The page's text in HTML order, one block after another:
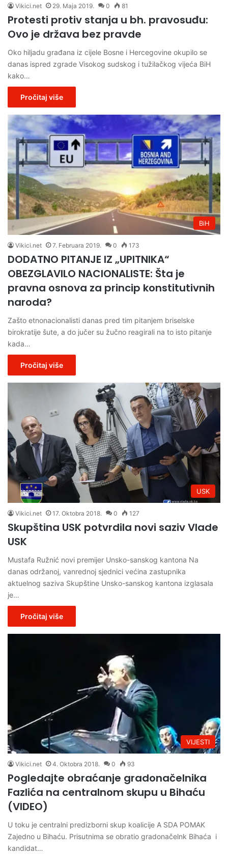
Vikici.net 29. Maja 2019. 0 81
Protesti protiv stanja u bh. pravosuđu:
Ovo je država bez pravde
Oko hiljadu građana iz cijele Bosne i Hercegovine okupilo se
danas ispred zgrade Visokog sudskog i tužilačkog vijeća BiH
kako…
Pročitaj više
BiH
Vikici.net 7. Februara 2019. 0 173
DODATNO PITANJE IZ „UPITNIKA“
OBEZGLAVILO NACIONALISTE: Šta je
pravna osnova za princip konstitutivnih
naroda?
Zašto etnonacionalisti danas pred tim pitanjem briselske
birokratije šute, a do jučer su žučno reagirali na to isto pitanje
kada…
Pročitaj više
USK
Vikici.net 17. Oktobra 2018. 0 127
Skupština USK potvrdila novi saziv Vlade
USK
Mustafa Ružnić novi premijer Unsko-sanskog kantona Na
danas održanoj, vanrednoj sjednici većina zastupnika
aktuelnog saziva Skupštine Unsko-sanskog kantona izglasala
je…
Pročitaj više
VIJESTI
Vikici.net 4. Oktobra 2018. 0 93
Pogledajte obraćanje gradonačelnika
Fazlića na centralnom skupu u Bihaću
(VIDEO)
U toku je centralni predizborni skup koalicije A SDA POMAK
Zajedno u Bihaću. Prisutnima se obratio gradonačelnk Bihaća i
kandidat…